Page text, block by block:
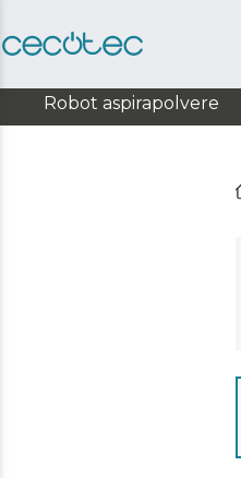
Robot aspirapolvere